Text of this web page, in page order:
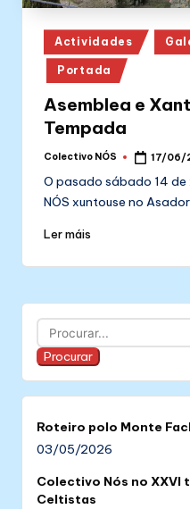
Posted
in
Actividades
Portada
Asemblea e
Tempada
Posted
Colectivo NÓS 17/06/
O pasado sábado 14
NÓS xuntouse no
Ler máis
Buscar
Procurar
Roteiro polo Monte
03/05/2026
Colectivo Nós no XXVI
Celtistas